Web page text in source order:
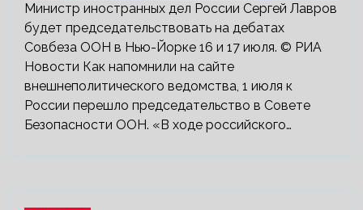
Министр иностранных дел России Сергей Лавров
будет председательствовать на дебатах
Совбеза ООН в Нью-Йорке 16 и 17 июля. © РИА
Новости Как напомнили на сайте
внешнеполитического ведомства, 1 июля к
России перешло председательство в Совете
Безопасности ООН. «В ходе российского…